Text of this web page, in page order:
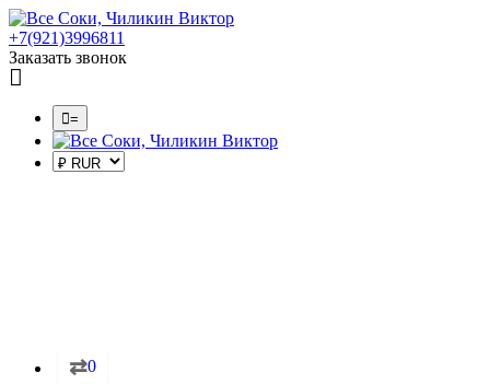
+7(921)3996811
Заказать звонок
=
⇄0